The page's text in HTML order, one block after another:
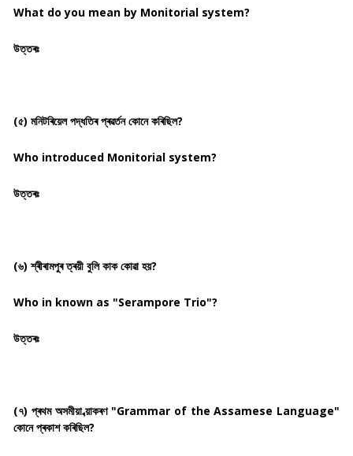
What do you mean by Monitorial system?
উত্তৰঃ
(৫) মনিটৰিয়েল পদ্ধতিৰ প্ৰৱৰ্তন কোনে কৰিছিল?
Who introduced Monitorial system?
উত্তৰঃ
(৬) শ্ৰীৰামপুৰ ত্ৰয়ী বুলি কাক কোৱা হয়?
Who in known as "Serampore Trio"?
উত্তৰঃ
(৭) প্ৰথম অসমীয়া ব্য়াকৰণ "Grammar of the Assamese Language"
কোনে প্ৰকাশ কৰিছিল?